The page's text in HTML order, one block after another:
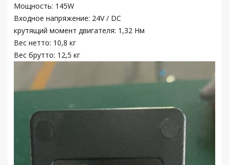
Мощность: 145W
Входное напряжение: 24V / DC
крутящий момент двигателя: 1,32 Нм
Вес нетто: 10,8 кг
Вес брутто: 12,5 кг